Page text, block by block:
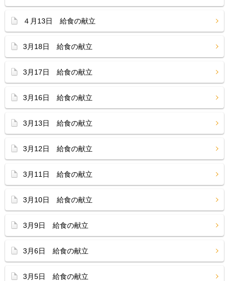
４月13日 給食の献立
3月18日 給食の献立
3月17日 給食の献立
3月16日 給食の献立
3月13日 給食の献立
3月12日 給食の献立
3月11日 給食の献立
3月10日 給食の献立
3月9日 給食の献立
3月6日 給食の献立
3月5日 給食の献立